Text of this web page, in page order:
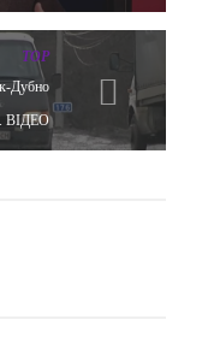
TOP
Дубно
ВІДЕО